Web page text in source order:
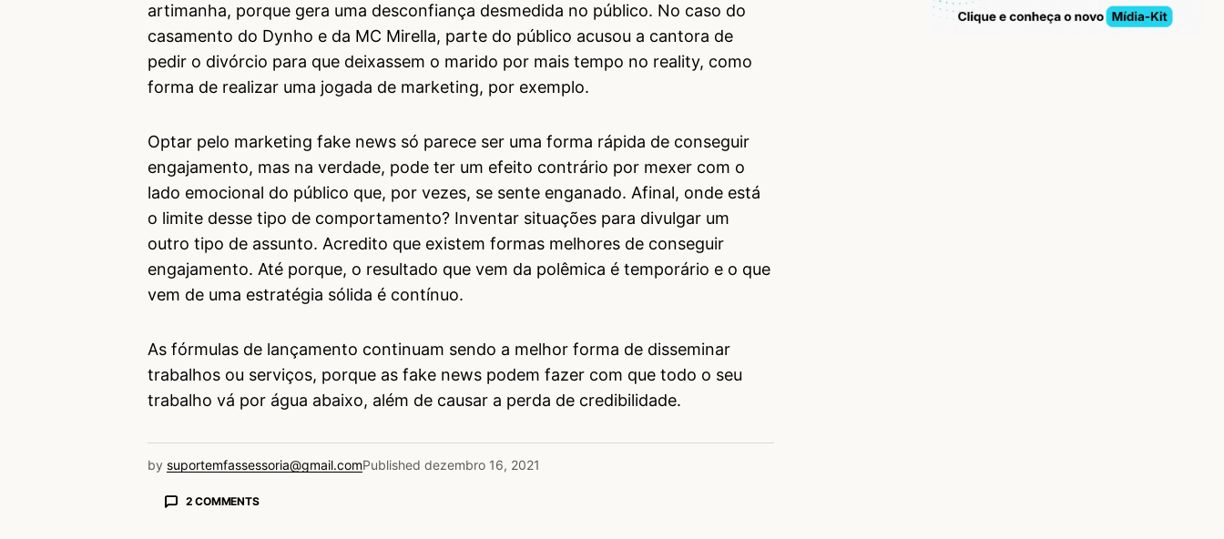
artimanha, porque gera uma desconfiança desmedida no público. No caso do
casamento do Dynho e da MC Mirella, parte do público acusou a cantora de
pedir o divórcio para que deixassem o marido por mais tempo no reality, como
forma de realizar uma jogada de marketing, por exemplo.
Optar pelo marketing fake news só parece ser uma forma rápida de conseguir
engajamento, mas na verdade, pode ter um efeito contrário por mexer com o
lado emocional do público que, por vezes, se sente enganado. Afinal, onde está
o limite desse tipo de comportamento? Inventar situações para divulgar um
outro tipo de assunto. Acredito que existem formas melhores de conseguir
engajamento. Até porque, o resultado que vem da polêmica é temporário e o que
vem de uma estratégia sólida é contínuo.
As fórmulas de lançamento continuam sendo a melhor forma de disseminar
trabalhos ou serviços, porque as fake news podem fazer com que todo o seu
trabalho vá por água abaixo, além de causar a perda de credibilidade.
by suportemfassessoria@gmail.comPublished dezembro 16, 2021
2 COMMENTS